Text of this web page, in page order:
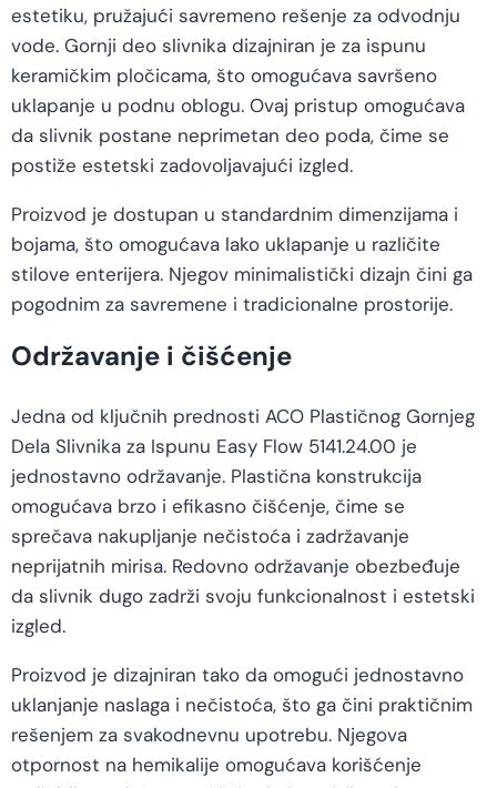
estetiku, pružajući savremeno rešenje za odvodnju
vode. Gornji deo slivnika dizajniran je za ispunu
keramičkim pločicama, što omogućava savršeno
uklapanje u podnu oblogu. Ovaj pristup omogućava
da slivnik postane neprimetan deo poda, čime se
postiže estetski zadovoljavajući izgled.
Proizvod je dostupan u standardnim dimenzijama i
bojama, što omogućava lako uklapanje u različite
stilove enterijera. Njegov minimalistički dizajn čini ga
pogodnim za savremene i tradicionalne prostorije.
Održavanje i čišćenje
Jedna od ključnih prednosti ACO Plastičnog Gornjeg
Dela Slivnika za Ispunu Easy Flow 5141.24.00 je
jednostavno održavanje. Plastična konstrukcija
omogućava brzo i efikasno čišćenje, čime se
sprečava nakupljanje nečistoća i zadržavanje
neprijatnih mirisa. Redovno održavanje obezbeđuje
da slivnik dugo zadrži svoju funkcionalnost i estetski
izgled.
Proizvod je dizajniran tako da omogući jednostavno
uklanjanje naslaga i nečistoća, što ga čini praktičnim
rešenjem za svakodnevnu upotrebu. Njegova
otpornost na hemikalije omogućava korišćenje